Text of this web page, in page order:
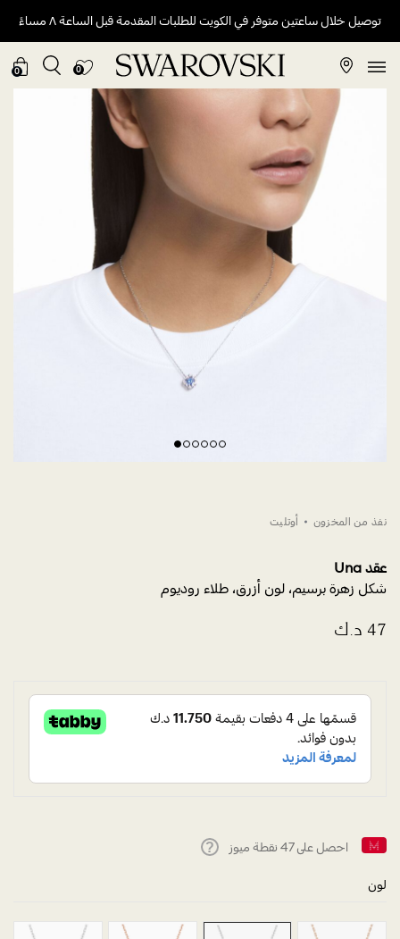
توصيل خلال ساعتين متوفر في الكويت للطلبات المقدمة قبل الساعة ٨ مساءً
0
0
نفذ من المخزون أوتليت
عقد Una
شكل زهرة برسيم، لون أزرق، طلاء روديوم
احصل على47 نقطة ميوز
لون